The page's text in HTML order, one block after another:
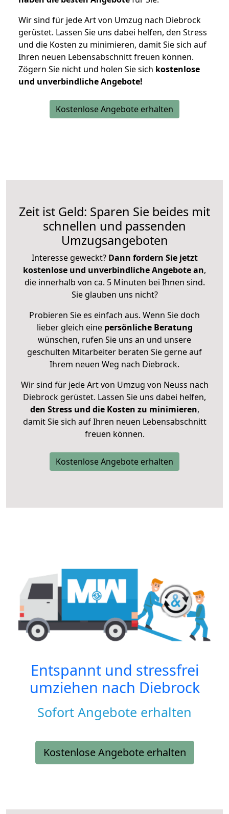
Wir sind für jede Art von Umzug nach Diebrock
gerüstet. Lassen Sie uns dabei helfen, den Stress
und die Kosten zu minimieren, damit Sie sich auf
Ihren neuen Lebensabschnitt freuen können.
Zögern Sie nicht und holen Sie sich kostenlose
und unverbindliche Angebote!
Kostenlose Angebote erhalten
Zeit ist Geld: Sparen Sie beides mit
schnellen und passenden
Umzugsangeboten
Interesse geweckt? Dann fordern Sie jetzt
kostenlose und unverbindliche Angebote an,
die innerhalb von ca. 5 Minuten bei Ihnen sind.
Sie glauben uns nicht?
Probieren Sie es einfach aus. Wenn Sie doch
lieber gleich eine persönliche Beratung
wünschen, rufen Sie uns an und unsere
geschulten Mitarbeiter beraten Sie gerne auf
Ihrem neuen Weg nach Diebrock.
Wir sind für jede Art von Umzug von Neuss nach
Diebrock gerüstet. Lassen Sie uns dabei helfen,
den Stress und die Kosten zu minimieren,
damit Sie sich auf Ihren neuen Lebensabschnitt
freuen können.
Kostenlose Angebote erhalten
Entspannt und stressfrei
umziehen nach Diebrock
Sofort Angebote erhalten
Kostenlose Angebote erhalten